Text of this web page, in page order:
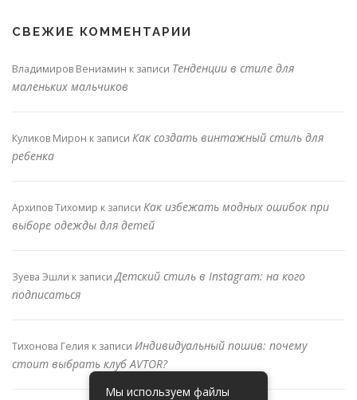
СВЕЖИЕ КОММЕНТАРИИ
Владимиров Вениамин к записи Тенденции в стиле для
маленьких мальчиков
Куликов Мирон к записи Как создать винтажный стиль для
ребенка
Архипов Тихомир к записи Как избежать модных ошибок при
выборе одежды для детей
Зуева Эшли к записиДетский стиль в Instagram: на кого
подписаться
Тихонова Гелия к записи Индивидуальный пошив: почему
стоит выбрать клуб AVTOR?
Мы используем файлы